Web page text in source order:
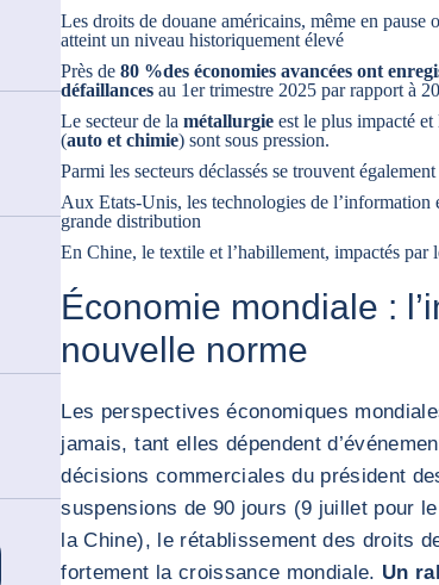
Les droits de douane américains, même en pause
atteint un niveau historiquement élevé
Près de80 %des économies avancées ont
défaillances au 1er trimestre 2025 par rapport à
Le secteur de lamétallurgie est le plus impacté
(auto etchimie) sont sous pression.
Parmi les secteurs déclassés se trouvent également
Aux Etats-Unis, lestechnologies de l’information
grande distribution
En Chine, letextile et l’habillement, impactés par
Économie mondiale :
nouvelle norme
Les perspectives économiques
jamais, tant elles dépendent
décisions commerciales du président
suspensions de 90 jours (9 juillet pour
la Chine), le rétablissement des droits
fortement la croissance mondiale. Un